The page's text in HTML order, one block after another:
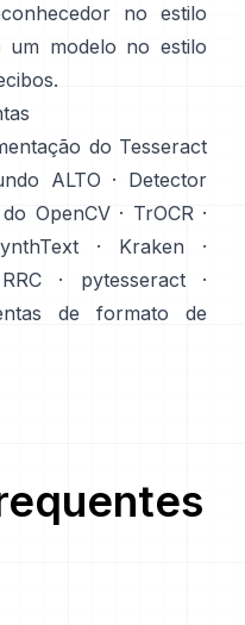
no estilo
um modelo no estilo
do Tesseract
ALTO · Detector
OpenCV· TrOCR·
· Kraken ·
· pytesseract·
de formato de